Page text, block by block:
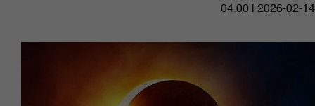
04:00 | 2026-02-14